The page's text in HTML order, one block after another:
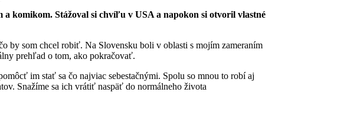
komikom. Stážoval si chvíľu v USA a napokon si otvoril vlastné
by som chcel robiť. Na Slovensku boli v oblasti s mojím zameraním
prehľad o tom, ako pokračovať.
im stať sa čo najviac sebestačnými. Spolu so mnou to robí aj
Snažíme sa ich vrátiť naspäť do normálneho života